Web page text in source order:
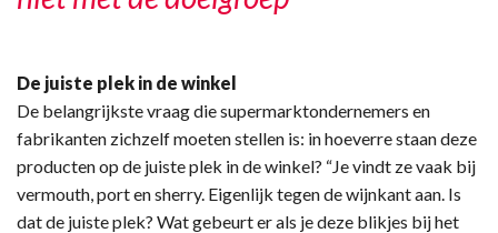
De juiste plek in de winkel
De belangrijkste vraag die supermarktondernemers en
fabrikanten zichzelf moeten stellen is: in hoeverre staan deze
producten op de juiste plek in de winkel? “Je vindt ze vaak bij
vermouth, port en sherry. Eigenlijk tegen de wijnkant aan. Is
dat de juiste plek? Wat gebeurt er als je deze blikjes bij het